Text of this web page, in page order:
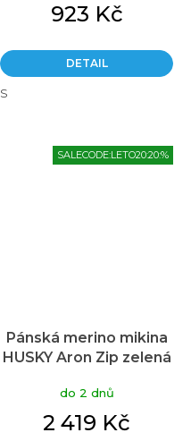
923 Kč
DETAIL
S
SALECODE:LETO20:20:%
Pánská merino mikina
HUSKY Aron Zip zelená
do 2 dnů
2 419 Kč